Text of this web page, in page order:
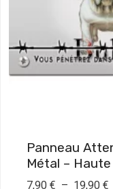
Panneau
Métal –
7,90 € – 19,90 €P